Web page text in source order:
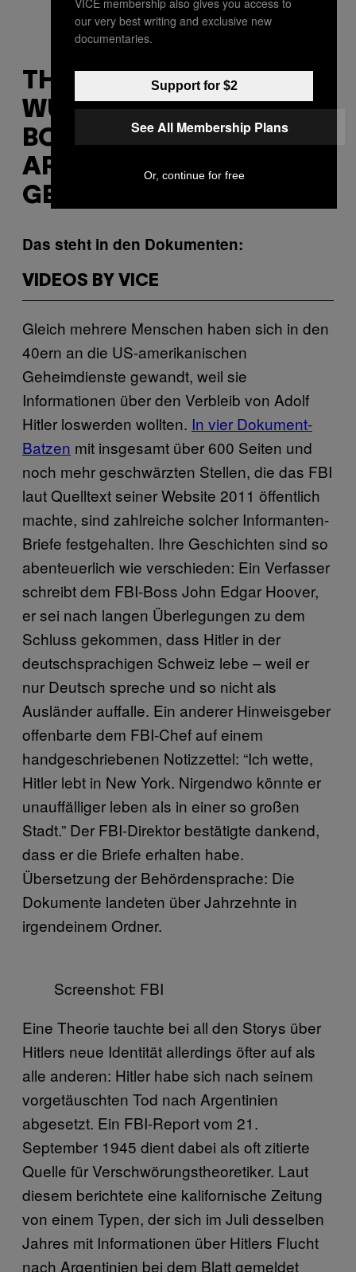
THEORIE 2: HITLER
WURDE IN EINEM U-
BOOT NACH
ARGENTINIEN
GESCHIFFT
Das steht in den Dokumenten:
VIDEOS BY VICE
Gleich mehrere Menschen haben sich in den
40ern an die US-amerikanischen
Geheimdienste gewandt, weil sie
Informationen über den Verbleib von Adolf
Hitler loswerden wollten. In vier Dokument-
Batzen mit insgesamt über 600 Seiten und
noch mehr geschwärzten Stellen, die das FBI
laut Quelltext seiner Website 2011 öffentlich
machte, sind zahlreiche solcher Informanten-
Briefe festgehalten. Ihre Geschichten sind so
abenteuerlich wie verschieden: Ein Verfasser
schreibt dem FBI-Boss John Edgar Hoover,
er sei nach langen Überlegungen zu dem
Schluss gekommen, dass Hitler in der
deutschsprachigen Schweiz lebe – weil er
nur Deutsch spreche und so nicht als
Ausländer auffalle. Ein anderer Hinweisgeber
offenbarte dem FBI-Chef auf einem
handgeschriebenen Notizzettel: “Ich wette,
Hitler lebt in New York. Nirgendwo könnte er
unauffälliger leben als in einer so großen
Stadt.” Der FBI-Direktor bestätigte dankend,
dass er die Briefe erhalten habe.
Übersetzung der Behördensprache: Die
Dokumente landeten über Jahrzehnte in
irgendeinem Ordner.
Screenshot: FBI
Eine Theorie tauchte bei all den Storys über
Hitlers neue Identität allerdings öfter auf als
alle anderen: Hitler habe sich nach seinem
vorgetäuschten Tod nach Argentinien
abgesetzt. Ein FBI-Report vom 21.
September 1945 dient dabei als oft zitierte
Quelle für Verschwörungstheoretiker. Laut
diesem berichtete eine kalifornische Zeitung
von einem Typen, der sich im Juli desselben
Jahres mit Informationen über Hitlers Flucht
nach Argentinien bei dem Blatt gemeldet
our very best writing and exclusive new
documentaries.
Support for $2
See All Membership Plans
Or, continue for free